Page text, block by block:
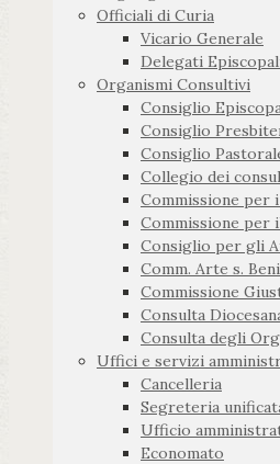
Officiali di Curia
Vicario Generale
Delegati
Organismi Consultivi
Consiglio
Consiglio
Consiglio
Collegio dei
Commissione per
Commissione per
Consiglio per gli
Comm. Arte s.
Commissione
Consulta
Consulta degli
Uffici e servizi
Cancelleria
Segreteria
Ufficio
Economato